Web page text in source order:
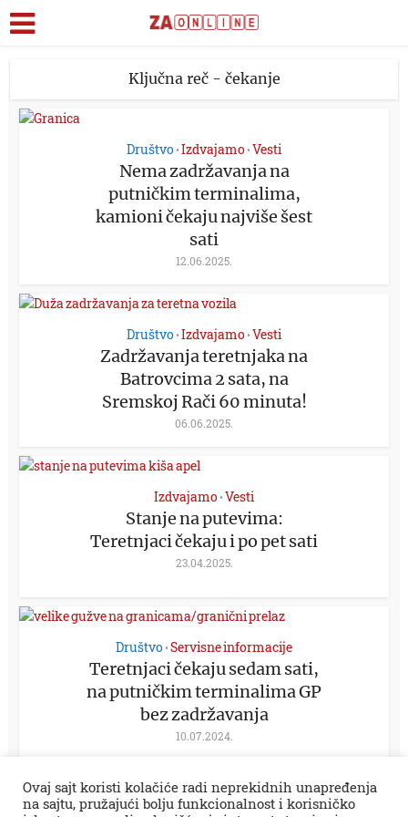
Ključna reč - čekanje
Društvo•Izdvajamo•Vesti
Nema zadržavanja na
putničkim terminalima,
kamioni čekaju najviše šest
sati
12.06.2025.
Društvo•Izdvajamo•Vesti
Zadržavanja teretnjaka na
Batrovcima 2 sata, na
Sremskoj Rači 60 minuta!
06.06.2025.
Izdvajamo•Vesti
Stanje na putevima:
Teretnjaci čekaju i po pet sati
23.04.2025.
Društvo•Servisne informacije
Teretnjaci čekaju sedam sati,
na putničkim terminalima GP
bez zadržavanja
10.07.2024.
Ovaj sajt koristi kolačiće radi neprekidnih unapređenja
na sajtu, pružajući bolju funkcionalnost i korisničko